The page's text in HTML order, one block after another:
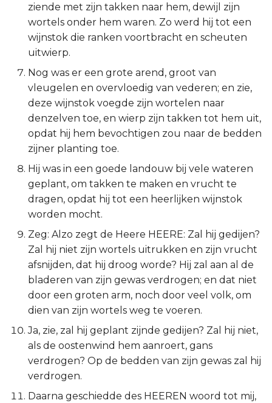
1 Thessalonicenzen
2 Thessalonicenzen
1 Timótheüs
2 Timótheüs
Filémon
Hebreeën
Jakobus
1 Petrus
2 Petrus
2 Johannes
3 Johannes
ziende met zijn takken naar hem, dewijl zijn
wortels onder hem waren. Zo werd hij tot een
wijnstok die ranken voortbracht en scheuten
uitwierp.
Nog was er een grote arend, groot van
vleugelen en overvloedig van vederen; en zie,
deze wijnstok voegde zijn wortelen naar
denzelven toe, en wierp zijn takken tot hem uit,
opdat hij hem bevochtigen zou naar de bedden
zijner planting toe.
Hij was in een goede landouw bij vele wateren
geplant, om takken te maken en vrucht te
dragen, opdat hij tot een heerlijken wijnstok
worden mocht.
Zeg: Alzo zegt de Heere HEERE: Zal hij gedijen?
Zal hij niet zijn wortels uitrukken en zijn vrucht
afsnijden, dat hij droog worde? Hij zal aan al de
bladeren van zijn gewas verdrogen; en dat niet
door een groten arm, noch door veel volk, om
dien van zijn wortels weg te voeren.
Ja, zie, zal hij geplant zijnde gedijen? Zal hij niet,
als de oostenwind hem aanroert, gans
verdrogen? Op de bedden van zijn gewas zal hij
verdrogen.
Daarna geschiedde des HEEREN woord tot mij,